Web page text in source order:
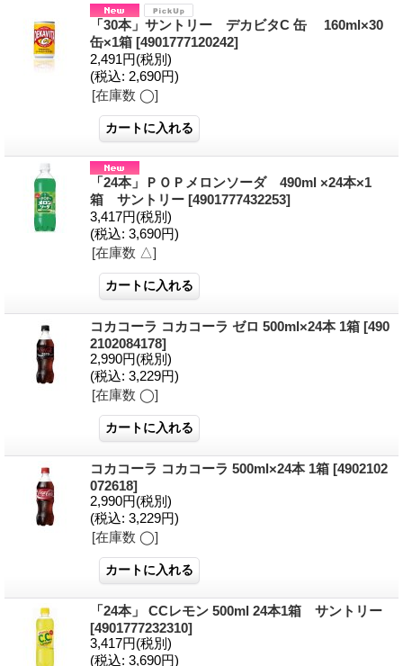
「30本」サントリー デカビタC 缶 160ml×30
缶×1箱 [4901777120242]
2,491円(税別)
(税込: 2,690円)
[在庫数 ◯]
「24本」ＰＯＰメロンソーダ 490ml ×24本×1
箱 サントリー [4901777432253]
3,417円(税別)
(税込: 3,690円)
[在庫数 △]
コカコーラ コカコーラ ゼロ 500ml×24本 1箱 [490
2102084178]
2,990円(税別)
(税込: 3,229円)
[在庫数 ◯]
コカコーラ コカコーラ 500ml×24本 1箱 [4902102
072618]
2,990円(税別)
(税込: 3,229円)
[在庫数 ◯]
「24本」 CCレモン 500ml 24本1箱 サントリー
[4901777232310]
3,417円(税別)
(税込: 3,690円)